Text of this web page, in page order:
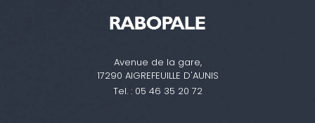
Avenue de la gare,
17290 AIGREFEUILLE D'AUNIS
Tel. : 05 46 35 20 72